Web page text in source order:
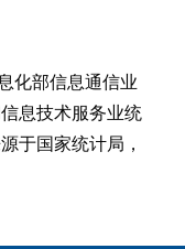
化部信息通信业
息技术服务业统
于国家统计局，